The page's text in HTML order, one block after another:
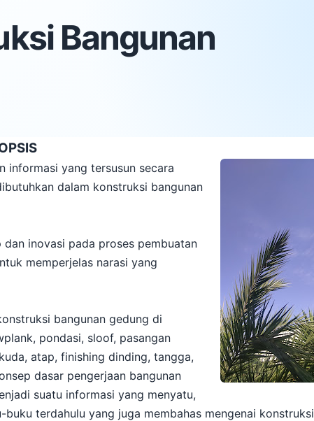
Bangunan
informasi yang tersusun secara
dalam konstruksi bangunan
inovasi pada proses pembuatan
memperjelas narasi yang
bangunan gedung di
pondasi, sloof, pasangan
atap, finishing dinding, tangga,
dasar pengerjaan bangunan
suatu informasi yang menyatu,
terdahulu yang juga membahas mengenai konstruksi